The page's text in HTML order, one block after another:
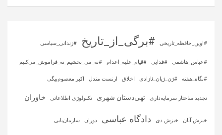
#اوین_حافظه_تاریخی #برگی_از_تاریخ #زندانی_سیاسی
#عباس_هاشمی #فدایی #قیام_علیه_اعدام #نه_می_بخشیم_نه_فراموش_می‌کنیم
#نگاه_هفته #ژن_ژیان_ئازادی اخلاق ارنست مندل اکبر معصوم‌بیگی
تجدید ساختار سرمایه‌داری تهی‌دستان شهری تکنولوژی اطلاعاتی خاوران
خیزش آبان خیزش دی دادگاه عباسی دوران سازمان‌یابی